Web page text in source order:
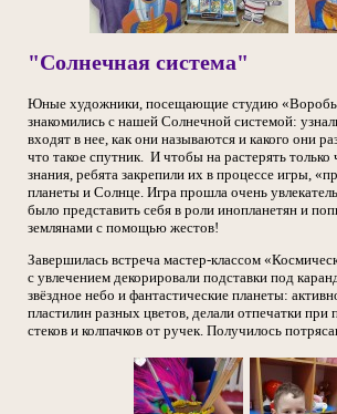
"Солнечная система"
Юные художники, посещающие студию
знакомились с нашей Солнечной системой:
входят в нее, как они называются и какого они
что такое спутник. И чтобы на растерять
знания, ребята закрепили их в процессе игры,
планеты и Солнце. Игра прошла очень
было представить себя в роли инопланетян и
землянами с помощью жестов!
Завершилась встреча мастер-классом
с увлечением декорировали подставки под
звёздное небо и фантастические планеты:
пластилин разных цветов, делали отпечатки
стеков и колпачков от ручек. Получилось